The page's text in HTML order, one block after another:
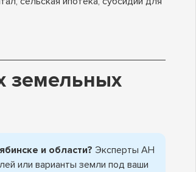
земельных
и области? Эксперты АН
или варианты земли под ваши